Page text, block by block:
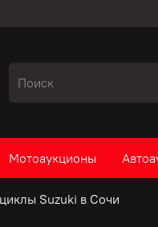
Мотоаукционы
Suzuki в Сочи